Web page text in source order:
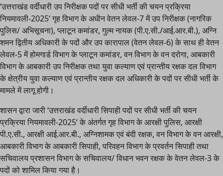
‘उत्तराखंड वर्दीधारी उप निरीक्षक पदों पर सीधी भर्ती की चयन प्रक्रिया
नियमावली-2025‘ गृह विभाग के अधीन वेतन लेवल-7 में उप निरीक्षक (नागरिक
पुलिस/ अभिसूचना), प्लाटून कमांडर, गुल्म नायक (पी.ए.सी./आई.आर.बी.), अग्नि
शमन द्वितीय अधिकारी के पदों और उप कारापाल (वेतन लेवल-6) के साथ ही वेतन
लेवल-5 में होमगार्ड विभाग के प्लाटून कमांडर, वन विभाग के वन दरोगा, आबकारी
विभाग के आबकारी उप निरीक्षक तथा युवा कल्याण एवं प्रान्तीय रक्षक दल विभाग
के क्षेत्रीय युवा कल्याण एवं प्रान्तीय रक्षक दल अधिकारी के पदों पर सीधी भर्ती के
मामले में लागू होगी।
शासन द्वारा जारी ‘उत्तराखंड वर्दीधारी सिपाही पदों पर सीधी भर्ती की चयन
प्रक्रिया नियमावली-2025‘ के अंतर्गत गृह विभाग के आरक्षी पुलिस, आरक्षी
पी.ए.सी., आरक्षी आई.आर.बी., अग्निशामक एवं बंदी रक्षक, वन विभाग के वन आरक्षी,
आबकारी विभाग के आबकारी सिपाही, परिवहन विभाग के प्रवर्तन सिपाही तथा
सचिवालय प्रशासन विभाग के सचिवालय/ विधान भवन रक्षक के वेतन लेवल-3 के
पदों को शामिल किया गया है।